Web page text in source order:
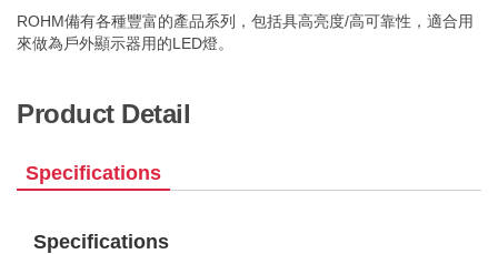
ROHM備有各種豐富的產品系列，包括具高亮度/高可靠性，適合用
來做為戶外顯示器用的LED燈。
Product Detail
Specifications
Specifications